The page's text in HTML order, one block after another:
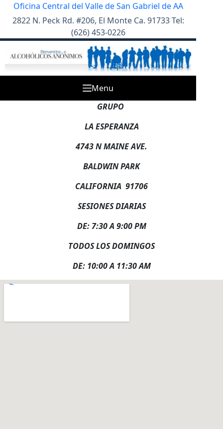
SkipOficina Central del Valle de San Gabriel de AA
2822 N. Peck Rd. #206, El Monte Ca. 91733 Tel:
(626) 453-0226
Menu
GRUPO
LA ESPERANZA
4743 N MAINE AVE.
BALDWIN PARK
CALIFORNIA 91706
SESIONES DIARIAS
DE: 7:30 A 9:00 PM
TODOS LOS DOMINGOS
DE: 10:00 A 11:30 AM